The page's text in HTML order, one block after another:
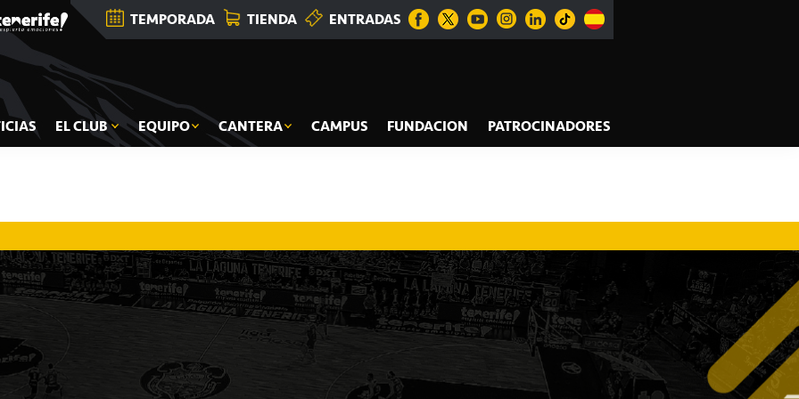
TEMPORADA TIENDA ENTRADAS
EL CLUB EQUIPO CANTERA CAMPUS FUNDACION
PATROCINADORES